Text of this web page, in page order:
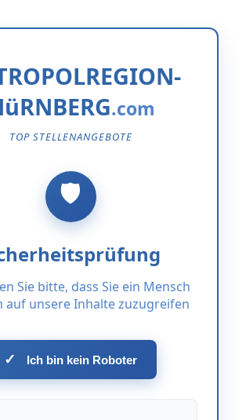
TOP STELLENANGEBOTE
Sie bitte, dass Sie ein Mensch
auf unsere Inhalte zuzugreifen
✓ Ich bin kein Roboter